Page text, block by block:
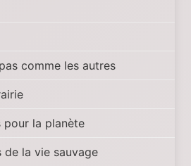
comme les autres
pour la planète
de la vie sauvage